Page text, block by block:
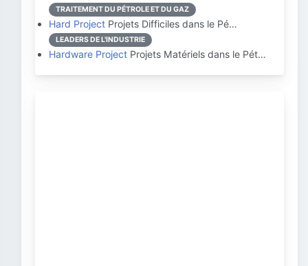
TRAITEMENT DU PÉTROLE ET DU GAZ
Hard Project Projets Difficiles dans le Pé…
LEADERS DE L'INDUSTRIE
Hardware Project Projets Matériels dans le Pét…